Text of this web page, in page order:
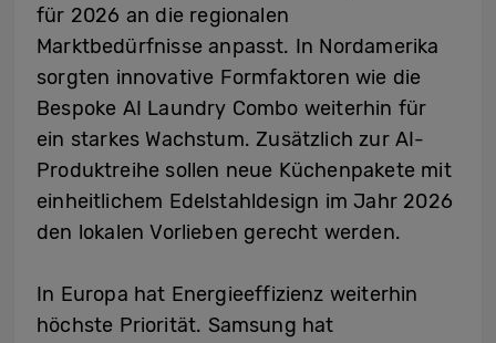
für 2026 an die regionalen
Marktbedürfnisse anpasst. In Nordamerika
sorgten innovative Formfaktoren wie die
Bespoke AI Laundry Combo weiterhin für
ein starkes Wachstum. Zusätzlich zur AI-
Produktreihe sollen neue Küchenpakete mit
einheitlichem Edelstahldesign im Jahr 2026
den lokalen Vorlieben gerecht werden.
In Europa hat Energieeffizienz weiterhin
höchste Priorität. Samsung hat